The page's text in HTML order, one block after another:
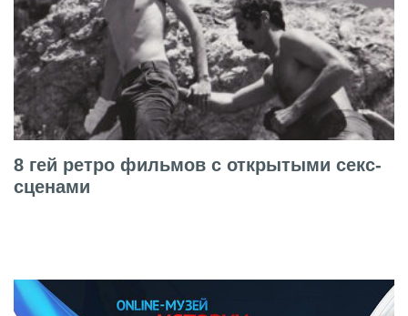
8 гей ретро фильмов с открытыми секс-
сценами